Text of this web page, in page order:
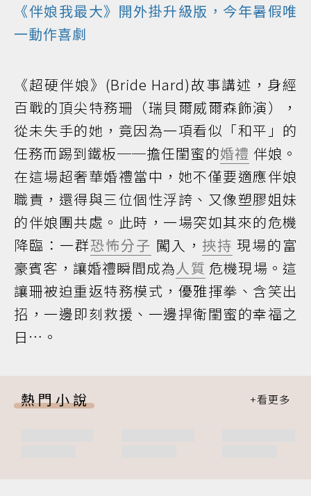
《伴娘我最大》開外掛升級版，今年暑假唯
一動作喜劇
《超硬伴娘》(Bride Hard)故事講述，身經
百戰的頂尖特務珊（瑞貝爾威爾森飾演），
從未失手的她，竟因為一項看似「和平」的
任務而踢到鐵板──擔任閨蜜的婚禮 伴娘。
在這場超奢華婚禮當中，她不僅要適應伴娘
職責，還得與三位個性浮誇、又像塑膠姐妹
的伴娘團共處。此時，一場突如其來的危機
降臨：一群恐怖分子 闖入， 挾持 現場的富
豪賓客，讓婚禮瞬間成為人質 危機現場。這
讓珊被迫重返特務模式，優雅揮拳、含笑出
招，一邊即刻救援、一邊捍衛閨蜜的幸福之
日…。
熱門小說